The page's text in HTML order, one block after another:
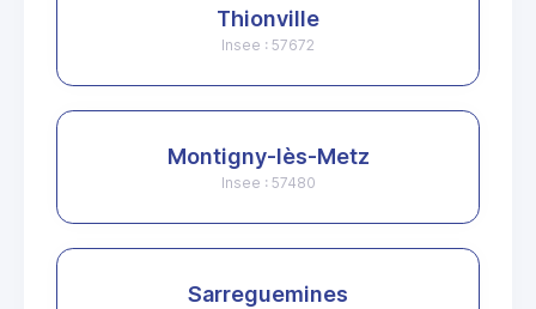
Thionville
Insee : 57672
Montigny-lès-Metz
Insee : 57480
Sarreguemines